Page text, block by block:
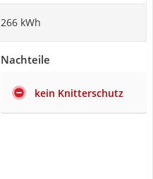
266 kWh
Nachteile
kein Knitterschutz